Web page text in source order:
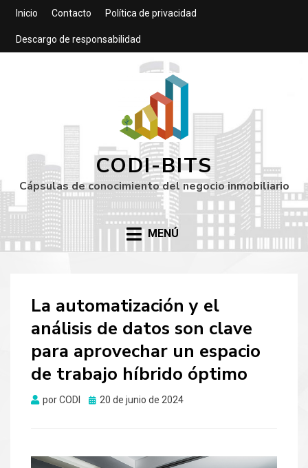
Inicio Contacto Política de privacidad
Descargo de responsabilidad
CODI-BITS
Cápsulas de conocimiento del negocio inmobiliario
MENÚ
La automatización y el
análisis de datos son clave
para aprovechar un espacio
de trabajo híbrido óptimo
porCODI
Publicado
20 de junio de 2024